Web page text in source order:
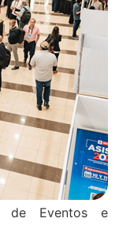
de Eventos e